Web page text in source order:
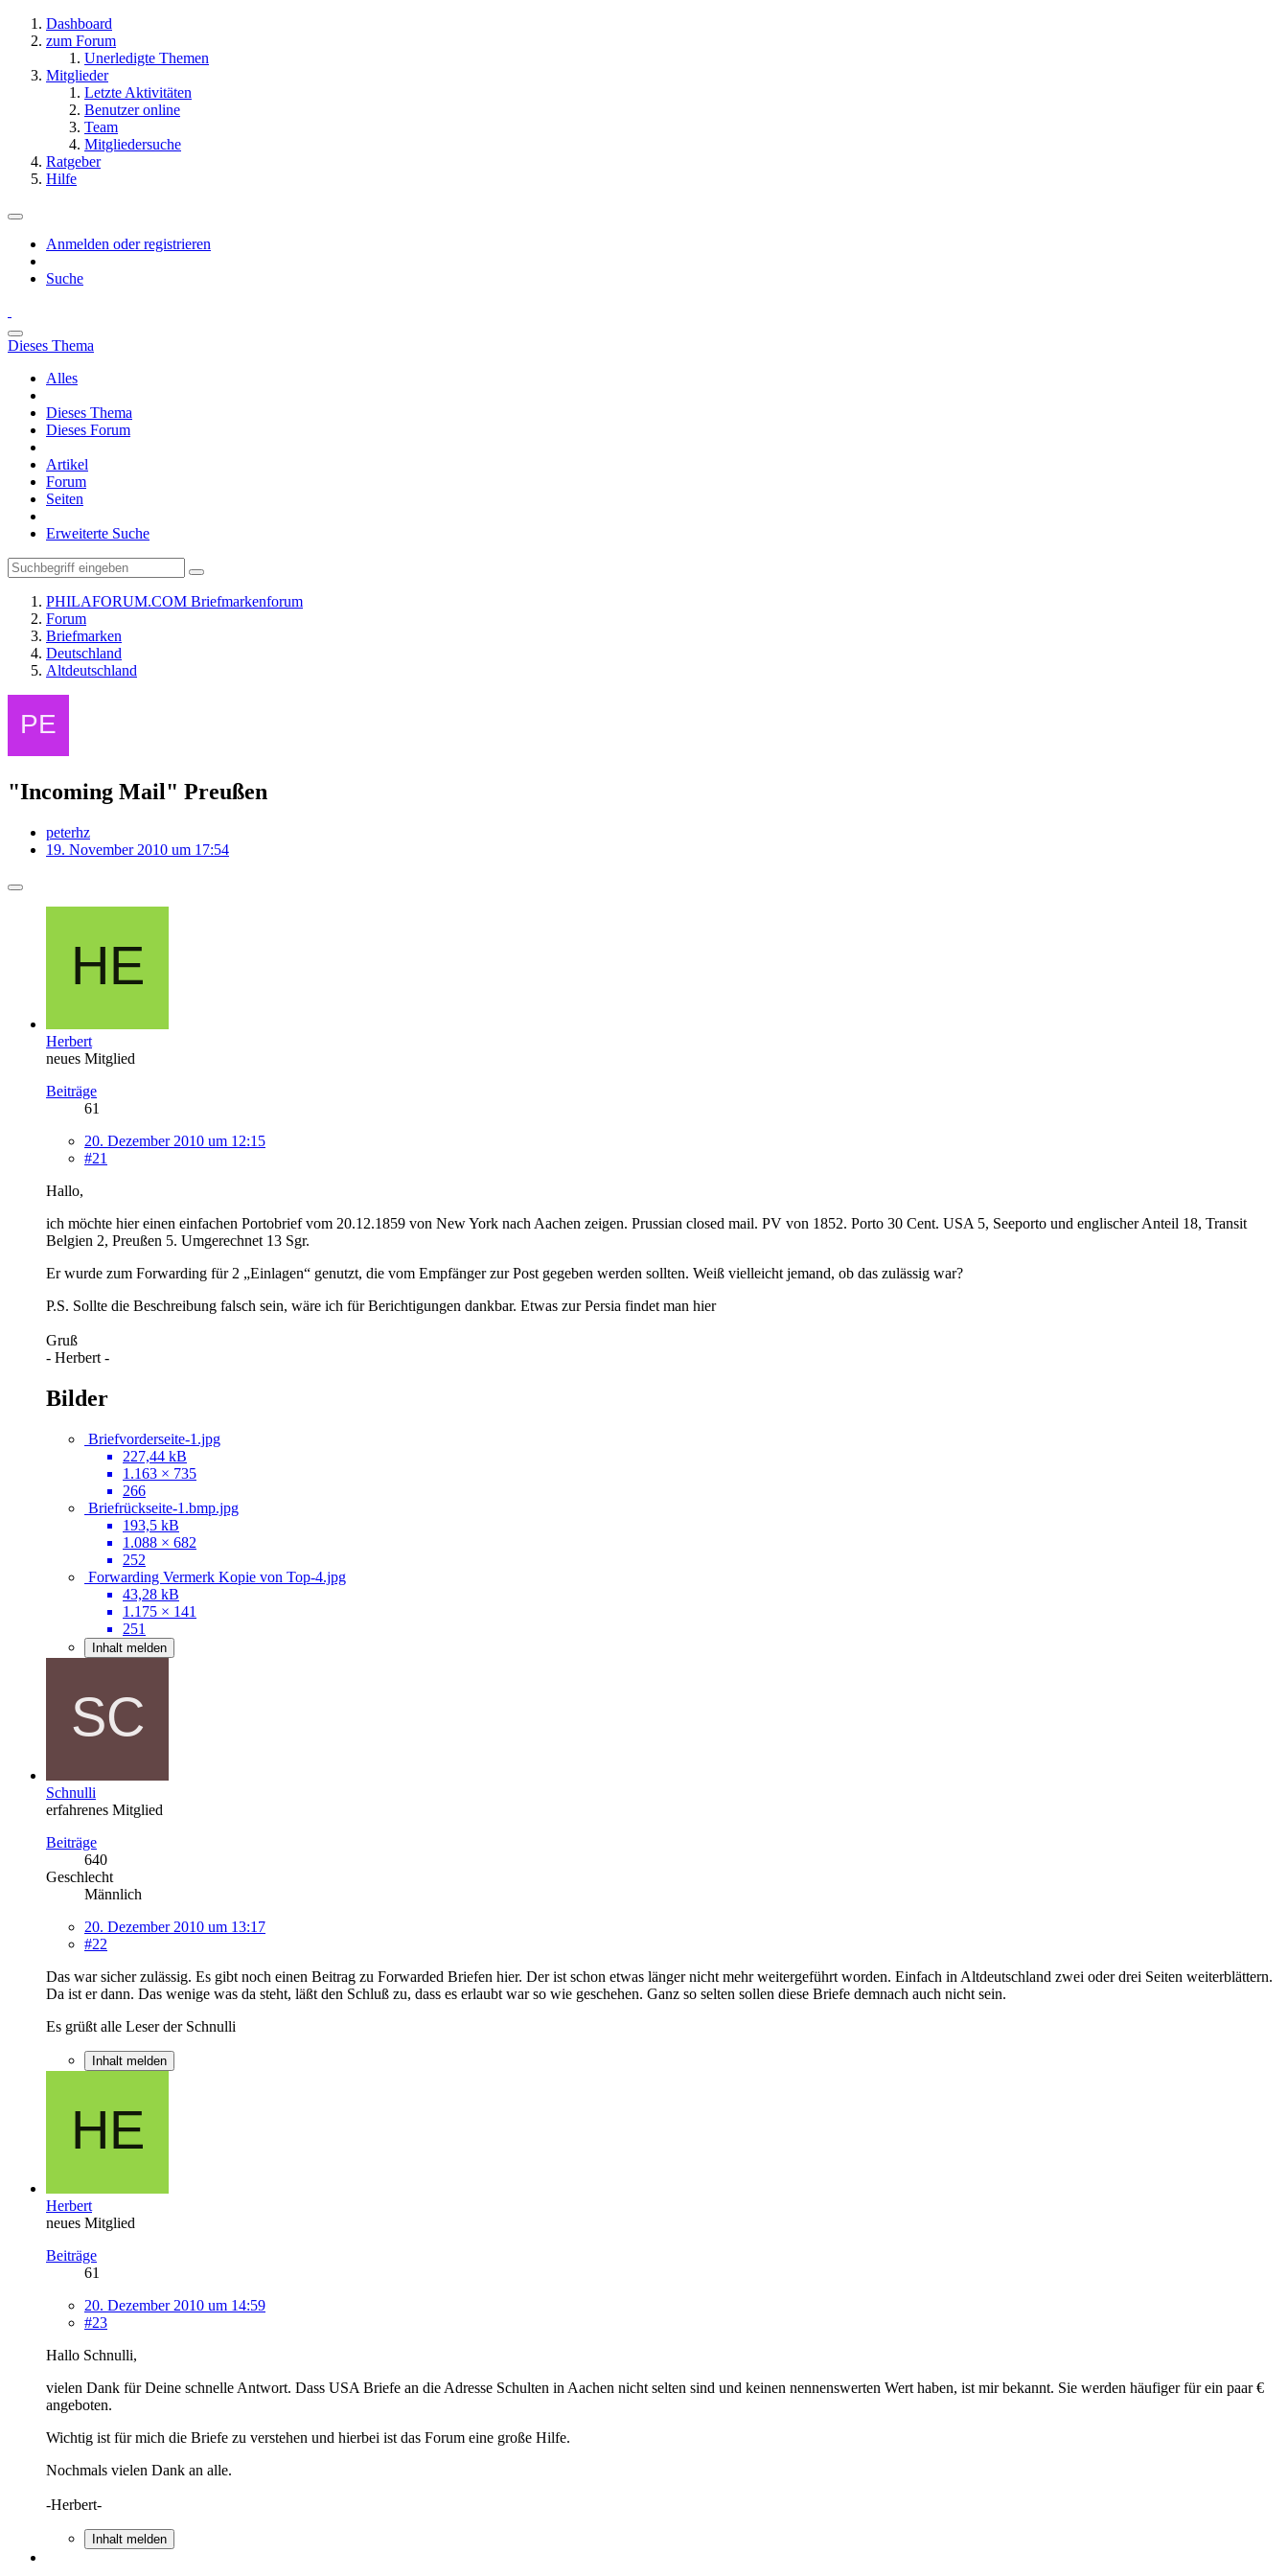
Dashboard
zum Forum
Unerledigte Themen
Mitglieder
Letzte Aktivitäten
Benutzer online
Team
Mitgliedersuche
Ratgeber
Hilfe
Anmelden oder registrieren
Suche
Dieses Thema
Alles
Dieses Thema
Dieses Forum
Artikel
Forum
Seiten
Erweiterte Suche
PHILAFORUM.COM Briefmarkenforum
Forum
Briefmarken
Deutschland
Altdeutschland
"Incoming Mail" Preußen
peterhz
19. November 2010 um 17:54
Herbert
neues Mitglied
Beiträge
61
20. Dezember 2010 um 12:15
#21
Hallo,
ich möchte hier einen einfachen Portobrief vom 20.12.1859 von New York nach Aachen zeigen. Prussian closed mail. PV von 1852. Porto 30 Cent. USA 5, Seeporto und englischer Anteil 18, Transit
Belgien 2, Preußen 5. Umgerechnet 13 Sgr.
Er wurde zum Forwarding für 2 „Einlagen“ genutzt, die vom Empfänger zur Post gegeben werden sollten. Weiß vielleicht jemand, ob das zulässig war?
P.S. Sollte die Beschreibung falsch sein, wäre ich für Berichtigungen dankbar. Etwas zur Persia findet man hier
Gruß
- Herbert -
Bilder
Briefvorderseite-1.jpg
227,44 kB
1.163 × 735
266
Briefrückseite-1.bmp.jpg
193,5 kB
1.088 × 682
252
Forwarding Vermerk Kopie von Top-4.jpg
43,28 kB
1.175 × 141
251
Inhalt melden
Schnulli
erfahrenes Mitglied
Beiträge
640
Geschlecht
Männlich
20. Dezember 2010 um 13:17
#22
Das war sicher zulässig. Es gibt noch einen Beitrag zu Forwarded Briefen hier. Der ist schon etwas länger nicht mehr weitergeführt worden. Einfach in Altdeutschland zwei oder drei Seiten weiterblättern.
Da ist er dann. Das wenige was da steht, läßt den Schluß zu, dass es erlaubt war so wie geschehen. Ganz so selten sollen diese Briefe demnach auch nicht sein.
Es grüßt alle Leser der Schnulli
Inhalt melden
Herbert
neues Mitglied
Beiträge
61
20. Dezember 2010 um 14:59
#23
Hallo Schnulli,
vielen Dank für Deine schnelle Antwort. Dass USA Briefe an die Adresse Schulten in Aachen nicht selten sind und keinen nennenswerten Wert haben, ist mir bekannt. Sie werden häufiger für ein paar €
angeboten.
Wichtig ist für mich die Briefe zu verstehen und hierbei ist das Forum eine große Hilfe.
Nochmals vielen Dank an alle.
-Herbert-
Inhalt melden